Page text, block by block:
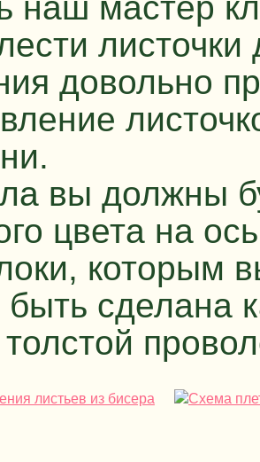
довольно
вы должны
цвета на
которым
сделана